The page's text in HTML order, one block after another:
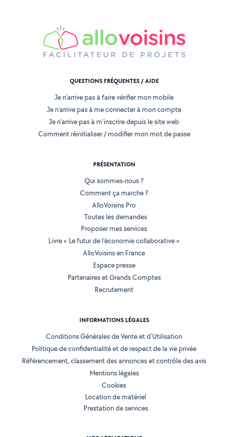
QUESTIONS FRÉQUENTES / AIDE
Je n'arrive pas à faire vérifier mon mobile
Je n'arrive pas à me connecter à mon compte
Je n'arrive pas à m'inscrire depuis le site web
Comment réinitialiser / modifier mon mot de passe
PRÉSENTATION
Qui sommes-nous ?
Comment ça marche ?
AlloVoisins Pro
Toutes les demandes
Proposer mes services
Livre « Le futur de l'économie collaborative »
AlloVoisins en France
Espace presse
Partenaires et Grands Comptes
Recrutement
INFORMATIONS LÉGALES
Conditions Générales de Vente et d'Utilisation
Politique de confidentialité et de respect de la vie privée
Référencement, classement des annonces et contrôle des avis
Mentions légales
Cookies
Location de matériel
Prestation de services